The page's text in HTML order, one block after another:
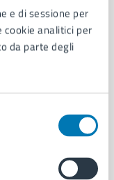
e di sessione per
analitici per
da parte degli